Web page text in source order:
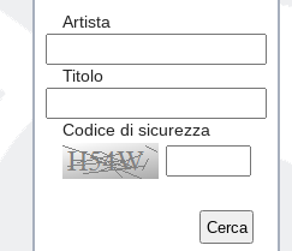
Artista
Titolo
Codice di sicurezza
Captcha